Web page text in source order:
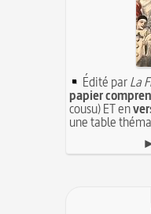
Édité parLa
papier
cousu) ET en
une table